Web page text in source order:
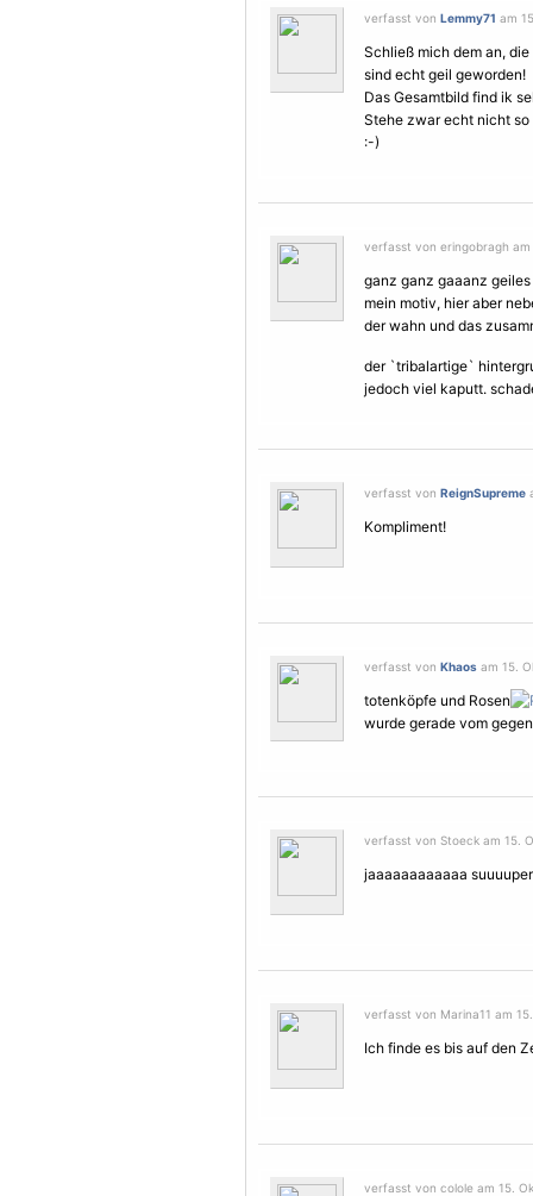
verfasst von Lemmy71 am
Schließ mich dem an, die
sind echt geil geworden!
Das Gesamtbild find ik
Stehe zwar echt nicht so
:-)
verfasst von eringobragh
ganz ganz gaaanz
mein motiv, hier aber
der wahn und das
der `tribalartige`
jedoch viel kaputt.
verfasst von ReignSupreme
Kompliment!
verfasst von Khaos am 15.
totenköpfe und Rosen
wurde gerade vom
verfasst von Stoeck am 15.
jaaaaaaaaaaaa
verfasst von Marina11 am
Ich finde es bis auf den
verfasst von colole am 15.